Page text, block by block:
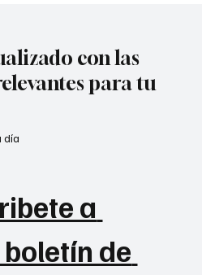
con las
para tu
a
de
día